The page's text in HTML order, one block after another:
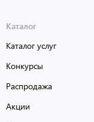
Каталог
Каталог услуг
Конкурсы
Распродажа
Акции